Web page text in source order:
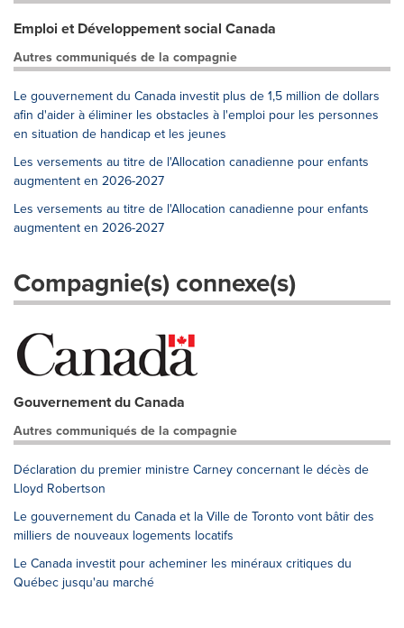
Emploi et Développement social Canada
Autres communiqués de la compagnie
Le gouvernement du Canada investit plus de 1,5 million de dollars
afin d'aider à éliminer les obstacles à l'emploi pour les personnes
en situation de handicap et les jeunes
Les versements au titre de l'Allocation canadienne pour enfants
augmentent en 2026-2027
Les versements au titre de l'Allocation canadienne pour enfants
augmentent en 2026-2027
Compagnie(s) connexe(s)
Gouvernement du Canada
Autres communiqués de la compagnie
Déclaration du premier ministre Carney concernant le décès de
Lloyd Robertson
Le gouvernement du Canada et la Ville de Toronto vont bâtir des
milliers de nouveaux logements locatifs
Le Canada investit pour acheminer les minéraux critiques du
Québec jusqu'au marché